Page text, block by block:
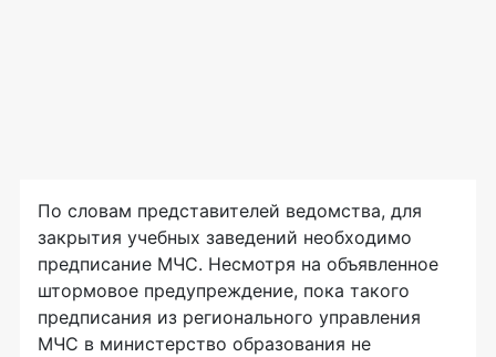
По словам представителей ведомства, для
закрытия учебных заведений необходимо
предписание МЧС. Несмотря на объявленное
штормовое предупреждение, пока такого
предписания из регионального управления
МЧС в министерство образования не